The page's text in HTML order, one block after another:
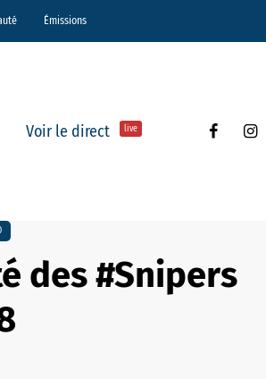
Émissions
Voir le direct live
des #Snipers